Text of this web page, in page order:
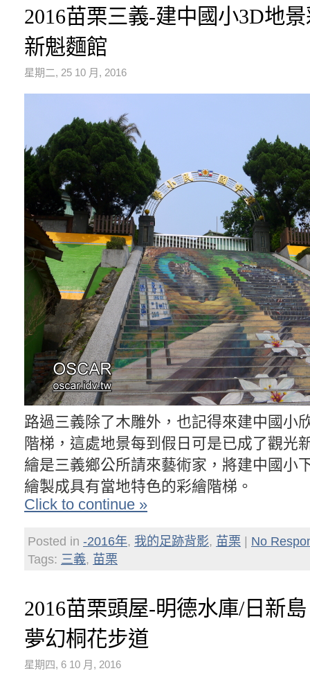
2016苗栗三義-建中國小3D地
新魁麵館
星期二, 25 10 月, 2016
路過三義除了木雕外，也記得來建中國小
階梯，這處地景每到假日可是已成了觀光
繪是三義鄉公所請來藝術家，將建中國小
繪製成具有當地特色的彩繪階梯。
Click to continue »
Posted in -2016年, 我的足跡背影, 苗栗
No
Tags: 三義, 苗栗
2016苗栗頭屋-明德水庫/日新
夢幻桐花步道
星期四, 6 10 月, 2016